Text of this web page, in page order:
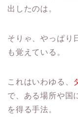
出したのは。
そりゃ、やっぱり
も覚えている。
これはいわゆる、
で、ある場所や国
を得る手法。